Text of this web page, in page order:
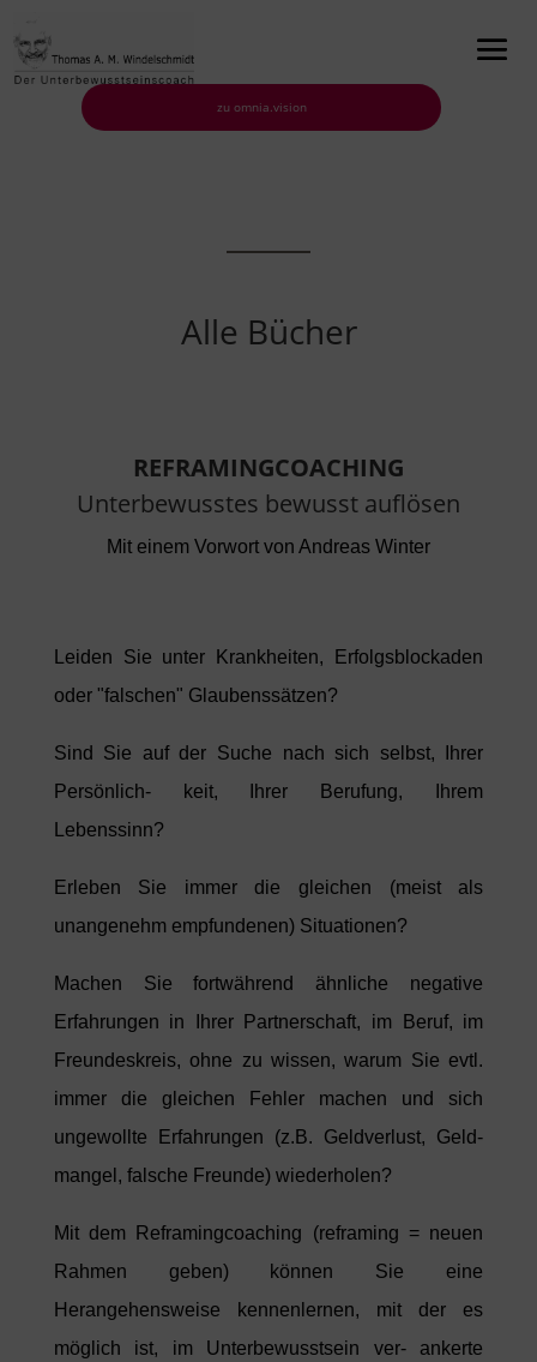
zu omnia.vision
Alle Bücher
REFRAMINGCOACHING
Unterbewusstes bewusst auflösen
Mit einem Vorwort von Andreas Winter
Leiden Sie unter Krankheiten, Erfolgsblockaden
oder "falschen" Glaubenssätzen?
Sind Sie auf der Suche nach sich selbst, Ihrer
Persönlich- keit, Ihrer Berufung, Ihrem
Lebenssinn?
Erleben Sie immer die gleichen (meist als
unangenehm empfundenen) Situationen?
Machen Sie fortwährend ähnliche negative
Erfahrungen in Ihrer Partnerschaft, im Beruf, im
Freundeskreis, ohne zu wissen, warum Sie evtl.
immer die gleichen Fehler machen und sich
ungewollte Erfahrungen (z.B. Geldverlust, Geld-
mangel, falsche Freunde) wiederholen?
Mit dem Reframingcoaching (reframing = neuen
Rahmen geben) können Sie eine
Herangehensweise kennenlernen, mit der es
möglich ist, im Unterbewusstsein ver- ankerte